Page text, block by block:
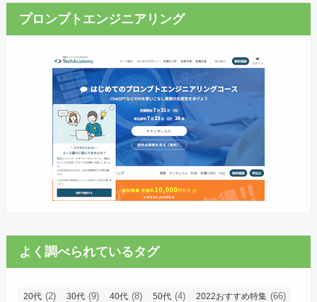
プロンプトエンジニアリング
よく調べられているタグ
20代 (2) 30代 (9) 40代 (8) 50代 (4) 2022おすすめ特集 (66)